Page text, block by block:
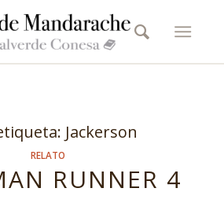
Jackerson
RELATO
RUNNER 4